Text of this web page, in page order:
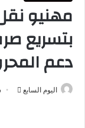
مهنيو
بتسريع
دعم
اليوم السابع
أرسل